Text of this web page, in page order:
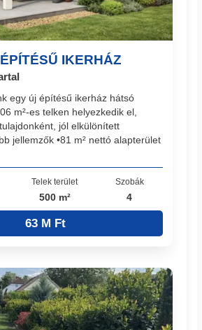
IKERHÁZ
egy új építésű ikerház hátsó
m²-es telken helyezkedik el,
jól elkülönített
jellemzők •81 m² nettó alapterület
Telek terület
500 m²
Szobák
4
63 M Ft